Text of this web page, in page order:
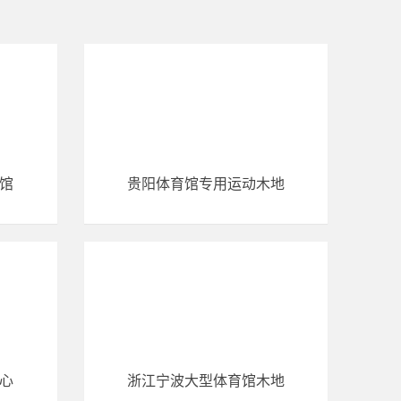
贵阳体育馆专用运动木地
浙江宁波大型体育馆木地